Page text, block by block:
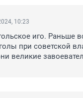
10:23
иго. Раньше
при советской
великие